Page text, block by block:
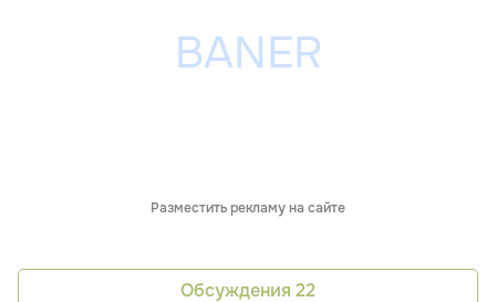
Разместить рекламу на сайте
Обсуждения 22